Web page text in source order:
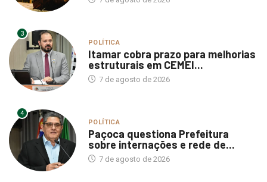
3
POLÍTICA
Itamar cobra prazo para melhorias
estruturais em CEMEI...
7 de agosto de 2026
4
POLÍTICA
Paçoca questiona Prefeitura
sobre internações e rede de...
7 de agosto de 2026